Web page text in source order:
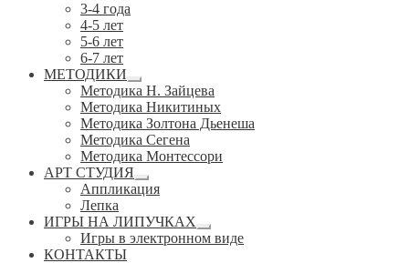
3-4 года
4-5 лет
5-6 лет
6-7 лет
МЕТОДИКИ
Развернутое
вложенное
меню
Методика Н. Зайцева
Методика Никитиных
Методика Золтона Дьенеша
Методика Сегена
Методика Монтессори
АРТ СТУДИЯ
Развернутое
вложенное
Аппликация
Лепка
ИГРЫ НА ЛИПУЧКАХ
Развернутое
вложенное
Игры в электронном виде
КОНТАКТЫ